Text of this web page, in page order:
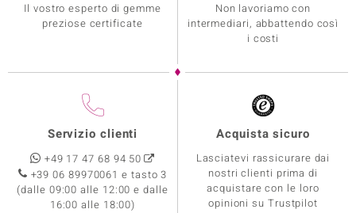
Il vostro esperto di gemme
preziose certificate
Non lavoriamo con
intermediari, abbattendo così
i costi
Servizio clienti
+49 17 47 68 94 50
+39 06 89970061 e tasto 3
(dalle 09:00 alle 12:00 e dalle
16:00 alle 18:00)
Acquista sicuro
Lasciatevi rassicurare dai
nostri clienti prima di
acquistare con le loro
opinioni su Trustpilot